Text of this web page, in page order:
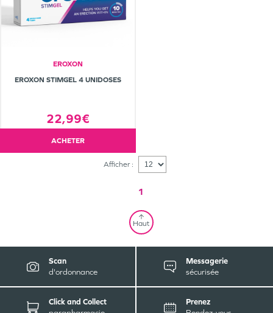
EROXON
EROXON STIMGEL 4 UNIDOSES
22,99€
ACHETER
Afficher :
1
Haut
Scan
d'ordonnance
Messagerie
sécurisée
Click and Collect
Prenez